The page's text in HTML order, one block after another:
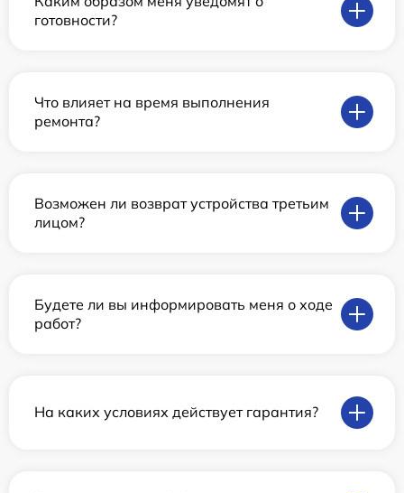
готовности?
Что влияет на время выполнения
ремонта?
Возможен ли возврат устройства третьим
лицом?
Будете ли вы информировать меня о ходе
работ?
На каких условиях действует гарантия?